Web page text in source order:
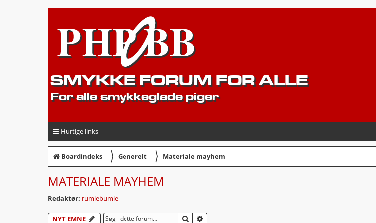
SMYKKE FORUM FOR ALLE
For alle smykkeglade piger
Hurtige links
Boardindeks 〉 Generelt 〉 Materiale mayhem
MATERIALE MAYHEM
Redaktør: rumlebumle
NYT EMNE SØG